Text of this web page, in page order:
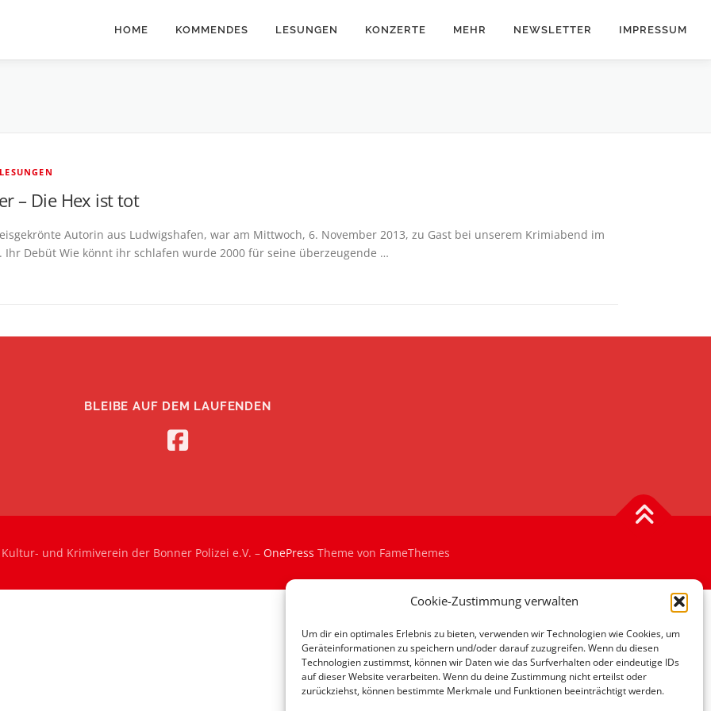
Cookie-Zustimmung verwalten
Um dir ein optimales Erlebnis zu bieten, verwenden wir Technologien wie Cookies, um
Geräteinformationen zu speichern und/oder darauf zuzugreifen. Wenn du diesen
Technologien zustimmst, können wir Daten wie das Surfverhalten oder eindeutige IDs
auf dieser Website verarbeiten. Wenn du deine Zustimmung nicht erteilst oder
zurückziehst, können bestimmte Merkmale und Funktionen beeinträchtigt werden.
HOME KOMMENDES LESUNGEN KONZERTE MEHR NEWSLETTER IMPRESSUM
– Die Hex ist tot
Autorin aus Ludwigshafen, war am Mittwoch, 6. November 2013, zu Gast bei unserem Krimiabend im
Ihr Debüt Wie könnt ihr schlafen wurde 2000 für seine überzeugende …
BLEIBE AUF DEM LAUFENDEN
und Krimiverein der Bonner Polizei e.V. – OnePress Theme von FameThemes